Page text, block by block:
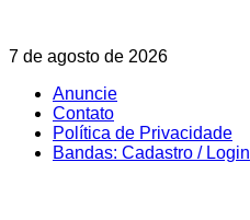
Skip
content
7 de agosto de 2026
Anuncie
Contato
Política de Privacidade
Bandas: Cadastro / Login